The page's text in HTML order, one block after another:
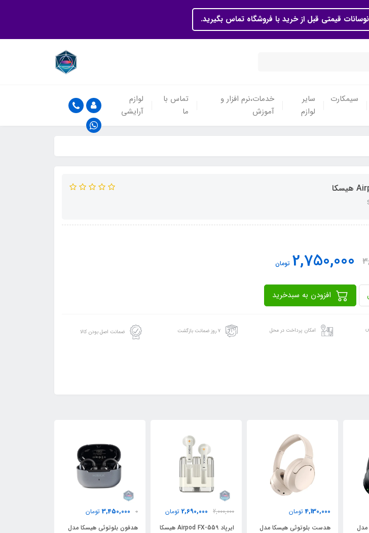
قیمتی قبل از خرید با فروشگاه تماس بگیرید.
سیمکارت
سایر
لوازم
خدمات،نرم افزار و
آموزش
تماس با
ما
لوازم
آرایشی
2,750,000 تومان
امکان پرداخت در محل ۷ روز ضمانت بازگشت ضمانت اصل بودن کالا
مدل
2,000,000
2,690,000
ایرپاد Airpod FX-559 هیسکا
0
3,450,000 تومان
هدفون بلوتوثی هیسکا مدل
3,690,000
3,390,000
ایرپاد Airpod Pro 2 هیسکا